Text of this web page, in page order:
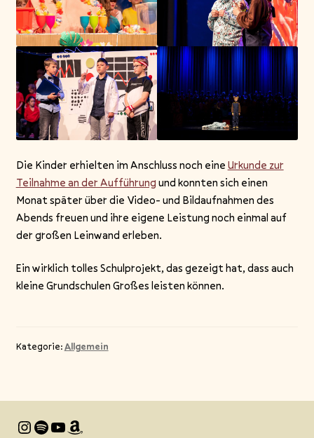
Die Kinder erhielten im Anschluss noch eine Urkunde zur
Teilnahme an der Aufführung und konnten sich einen
Monat später über die Video- und Bildaufnahmen des
Abends freuen und ihre eigene Leistung noch einmal auf
der großen Leinwand erleben.
Ein wirklich tolles Schulprojekt, das gezeigt hat, dass auch
kleine Grundschulen Großes leisten können.
Kategorie:Allgemein
Instagram
Spotify
YouTube
Amazon